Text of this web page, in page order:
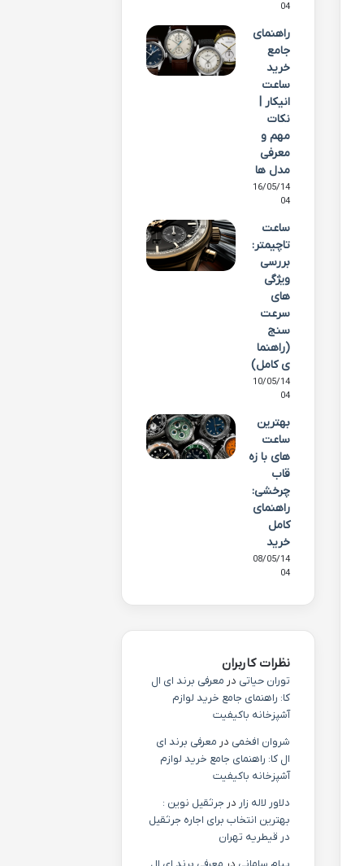
04
راهنمای
جامع
خرید
ساعت
انیکار |
نکات
مهم و
معرفی
مدل ها
16/05/14
04
ساعت
تاچیمتر:
بررسی
ویژگی
های
سرعت
سنج
(راهنما
ی کامل)
10/05/14
04
بهترین
ساعت
های با زه
قاب
چرخشی:
راهنمای
کامل
خرید
08/05/14
04
نظرات کاربران
توران حیاتی در معرفی برند ای ال
کا: راهنمای جامع خرید لوازم
آشپزخانه باکیفیت
شروان افخمی در معرفی برند ای
ال کا: راهنمای جامع خرید لوازم
آشپزخانه باکیفیت
دلاور لاله زار در جرثقیل نوین :
بهترین انتخاب برای اجاره جرثقیل
در قیطریه تهران